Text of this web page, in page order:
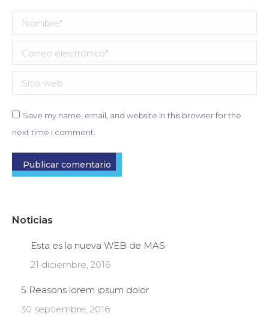
Nombre *
Correo electrónico *
Sitio web
Save my name, email, and website in this browser for the
next time I comment.
Publicar comentario
Noticias
Esta es la nueva WEB de MAS
21 diciembre, 2016
5 Reasons lorem ipsum dolor
30 septiembre, 2016